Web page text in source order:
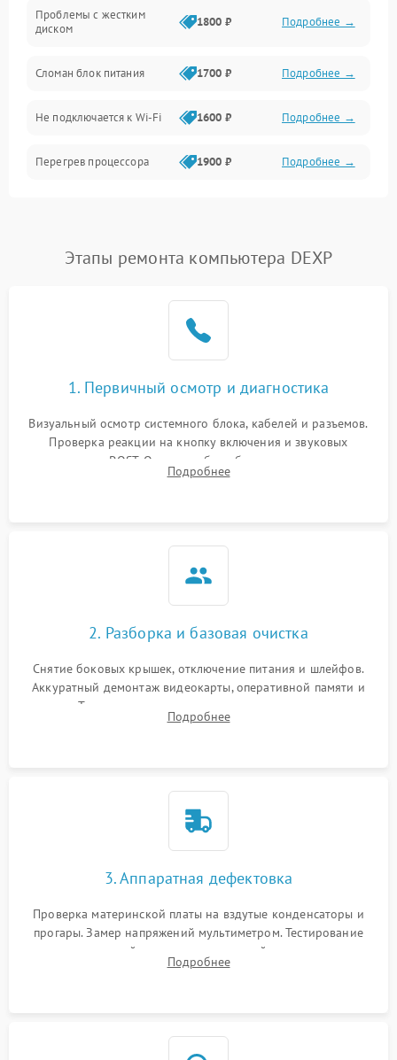
Проблемы с жестким
диском
1800 ₽ Подробнее →
Сломан блок питания 1700 ₽ Подробнее →
Не подключается к Wi-Fi 1600 ₽ Подробнее →
Перегрев процессора 1900 ₽ Подробнее →
Проблемы с
подключением внешних
1400 ₽ Подробнее →
1700 ₽
Ошибки в работе
оперативной памяти
1500 ₽ Подробнее →
Не распознается USB-порт 1300 ₽ Подробнее →
Этапы ремонта компьютера DEXP
1. Первичный осмотр и диагностика
Визуальный осмотр системного блока, кабелей и разъемов.
Проверка реакции на кнопку включения и звуковых
сигналов POST. Оценка работы блока питания для
локализации базовых неисправностей без полного разбора.
Подробнее
2. Разборка и базовая очистка
Снятие боковых крышек, отключение питания и шлейфов.
Аккуратный демонтаж видеокарты, оперативной памяти и
кулеров. Тщательная очистка корпуса и радиаторов от пыли
с помощью сжатого воздуха для предотвращения
Подробнее
3. Аппаратная дефектовка
Проверка материнской платы на вздутые конденсаторы и
прогары. Замер напряжений мультиметром. Тестирование
оперативной памяти и накопителей с помощью
диагностического ПО для выявления сбойных секторов и
Подробнее